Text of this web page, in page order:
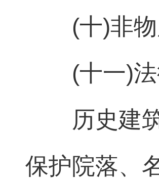
(十)非
(十一)
历史建
保护院落、